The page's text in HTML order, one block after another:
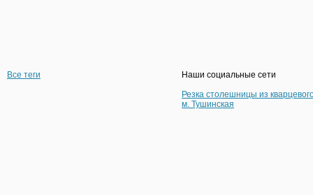
Все теги
Наши социальные сети
Резка столешницы из
м. Тушинская